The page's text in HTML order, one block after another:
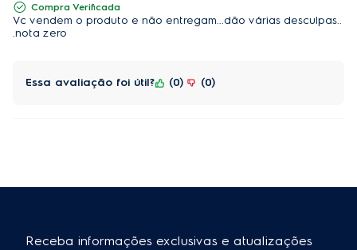
Compra Verificada
Vc vendem o produto e não entregam...dão várias desculpas..
.nota zero
Essa avaliação foi útil? 0 0
Receba informações exclusivas e atualizações